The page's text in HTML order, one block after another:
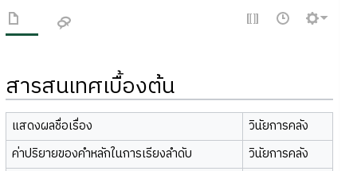
สารสนเทศเบื้องต้น
แสดงผลชื่อเรื่อง
วินัยการคลัง
ค่าปริยายของคำหลักในการเรียงลำดับ
วินัยการคลัง